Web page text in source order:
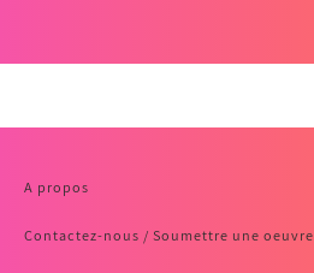
A propos
Contactez-nous / Soumettre une oeuvre